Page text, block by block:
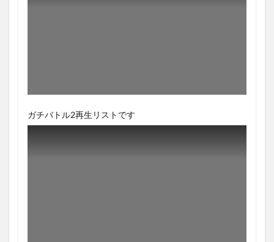
ガチバトル2再生リストです